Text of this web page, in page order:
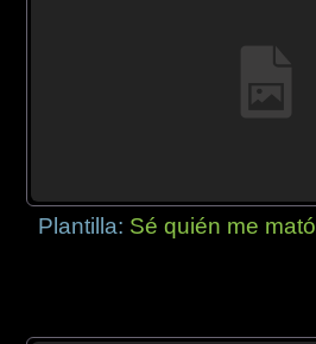
Plantilla: Sé quién me mató